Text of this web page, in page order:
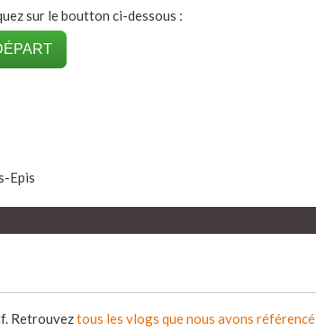
sur le boutton ci-dessous :
Epis
Retrouveztous les vlogs que nous avons référencé